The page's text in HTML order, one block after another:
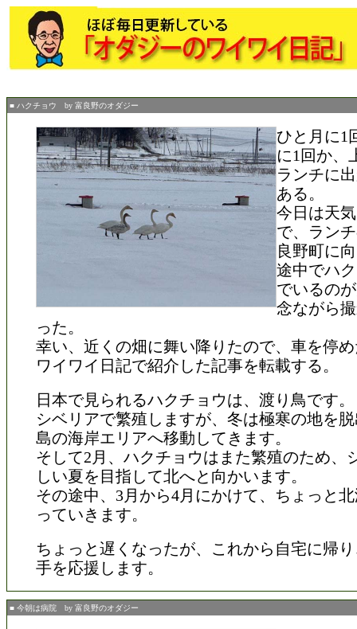
■ ハクチョウ by 富良野のオダジー
ひと月に1
に1回か、
ランチに
ある。
今日は天
で、ラン
良野町に
途中でハ
でいるの
念ながら
った。
幸い、近くの畑に舞い降りたので、車を停
ワイワイ日記で紹介した記事を転載する。
日本で見られるハクチョウは、渡り鳥です。
シベリアで繁殖しますが、冬は極寒の地を
島の海岸エリアへ移動してきます。
そして2月、ハクチョウはまた繁殖のため、
しい夏を目指して北へと向かいます。
その途中、3月から4月にかけて、ちょっと
っていきます。
ちょっと遅くなったが、これから自宅に帰
手を応援します。
■ 今朝は病院 by 富良野のオダジー